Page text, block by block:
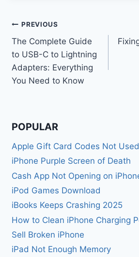
Post
navigation
PREVIOUS
The Complete Guide
to USB-C to Lightning
Adapters: Everything
You Need to Know
POPULAR
Apple Gift Card Codes Not Used
iPhone Purple Screen of Death
Cash App Not Opening on
iPod Games Download
iBooks Keeps Crashing 2025
How to Clean iPhone Charging
Sell Broken iPhone
iPad Not Enough Memory